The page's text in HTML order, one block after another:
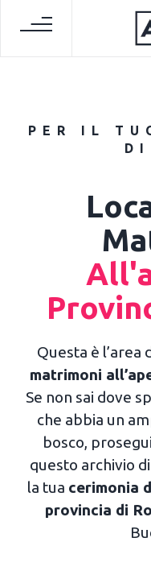
PER IL
DI
Questa è l’area
matrimoni
Se non sai dove
che abbia un
bosco,
questo archivio
la tua cerimonia
provincia di